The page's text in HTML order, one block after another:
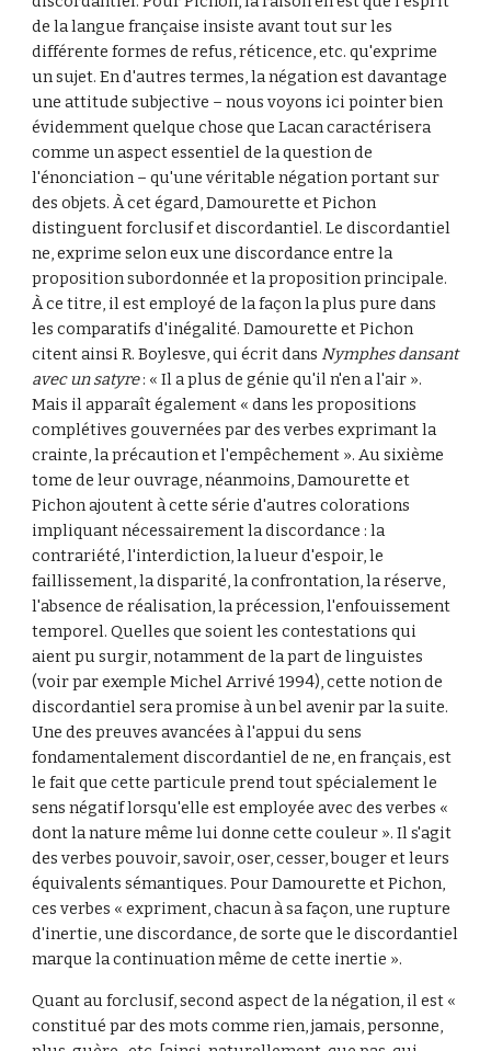
de la langue française insiste avant tout sur les
différente formes de refus, réticence, etc. qu'exprime
un sujet. En d'autres termes, la négation est davantage
une attitude subjective – nous voyons ici pointer bien
évidemment quelque chose que Lacan caractérisera
comme un aspect essentiel de la question de
l'énonciation – qu'une véritable négation portant sur
des objets. À cet égard, Damourette et Pichon
distinguent forclusif et discordantiel. Le discordantiel
ne, exprime selon eux une discordance entre la
proposition subordonnée et la proposition principale.
À ce titre, il est employé de la façon la plus pure dans
les comparatifs d'inégalité. Damourette et Pichon
citent ainsi R. Boylesve, qui écrit dans Nymphes dansant
avec un satyre : « Il a plus de génie qu'il n'en a l'air ».
Mais il apparaît également « dans les propositions
complétives gouvernées par des verbes exprimant la
crainte, la précaution et l'empêchement ». Au sixième
tome de leur ouvrage, néanmoins, Damourette et
Pichon ajoutent à cette série d'autres colorations
impliquant nécessairement la discordance : la
contrariété, l'interdiction, la lueur d'espoir, le
faillissement, la disparité, la confrontation, la réserve,
l'absence de réalisation, la précession, l'enfouissement
temporel. Quelles que soient les contestations qui
aient pu surgir, notamment de la part de linguistes
(voir par exemple Michel Arrivé 1994), cette notion de
discordantiel sera promise à un bel avenir par la suite.
Une des preuves avancées à l'appui du sens
fondamentalement discordantiel de ne, en français, est
le fait que cette particule prend tout spécialement le
sens négatif lorsqu'elle est employée avec des verbes «
dont la nature même lui donne cette couleur ». Il s'agit
des verbes pouvoir, savoir, oser, cesser, bouger et leurs
équivalents sémantiques. Pour Damourette et Pichon,
ces verbes « expriment, chacun à sa façon, une rupture
d'inertie, une discordance, de sorte que le discordantiel
marque la continuation même de cette inertie ».
Quant au forclusif, second aspect de la négation, il est «
constitué par des mots comme rien, jamais, personne,